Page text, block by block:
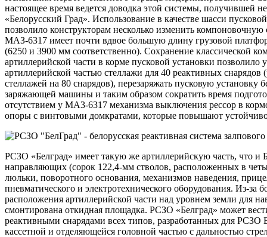
настоящее время ведется доводка этой системы, получившей
«Белорусский Град». Использование в качестве шасси
позволило конструкторам несколько изменить
МАЗ-6317 имеет почти вдвое большую длину грузовой
(6250 и 3900 мм соответственно). Сохранение классической
артиллерийской части в корме пусковой установки позволило
артиллерийской частью стеллажи для 40 реактивных снарядов
стеллажей на 80 снарядов), перезаряжать пусковую установку
заряжающей машины и таким образом сократить время
отсутствием у MA3-6317 механизма выключения рессор в
опоры с винтовыми домкратами, которые повышают
РСЗО «Белград» имеет такую же артиллерийскую часть, что и
направляющих (сорок 122,4-мм стволов, расположенных в
люльки, поворотного основания, механизмов наведения,
пневматического и электротехнического оборудования. Из-
расположения артиллерийской части над уровнем земли для
смонтирована откидная площадка. РСЗО «Белград» может
реактивными снарядами всех типов, разработанных для
кассетной и отделяющейся головной частью с дальностью